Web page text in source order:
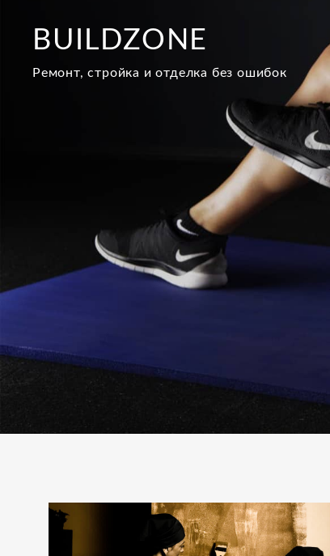
содержимому
BUILDZONE
Ремонт, стройка и отделка без ошибок
Рубрика: